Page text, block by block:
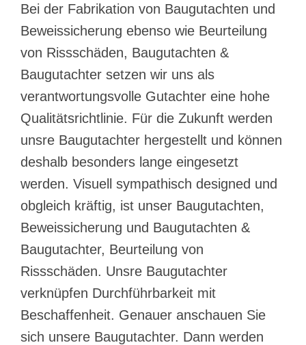
Bei der Fabrikation von Baugutachten und
Beweissicherung ebenso wie Beurteilung
von Rissschäden, Baugutachten &
Baugutachter setzen wir uns als
verantwortungsvolle Gutachter eine hohe
Qualitätsrichtlinie. Für die Zukunft werden
unsre Baugutachter hergestellt und können
deshalb besonders lange eingesetzt
werden. Visuell sympathisch designed und
obgleich kräftig, ist unser Baugutachten,
Beweissicherung und Baugutachten &
Baugutachter, Beurteilung von
Rissschäden. Unsre Baugutachter
verknüpfen Durchführbarkeit mit
Beschaffenheit. Genauer anschauen Sie
sich unsere Baugutachter. Dann werden